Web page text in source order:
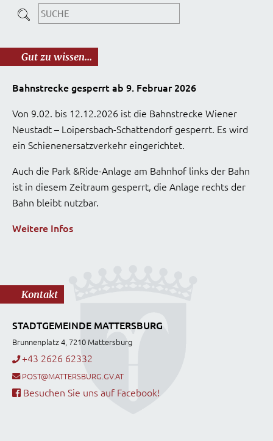
Gut zu wissen...
Bahnstrecke gesperrt ab 9. Februar 2026
Von 9.02. bis 12.12.2026 ist die Bahnstrecke Wiener
Neustadt – Loipersbach-Schattendorf gesperrt. Es wird
ein Schienenersatzverkehr eingerichtet.
Auch die Park &Ride-Anlage am Bahnhof links der Bahn
ist in diesem Zeitraum gesperrt, die Anlage rechts der
Bahn bleibt nutzbar.
Weitere Infos
Kontakt
STADTGEMEINDE MATTERSBURG
Brunnenplatz 4, 7210 Mattersburg
+43 2626 62332
POST@MATTERSBURG.GV.AT
Besuchen Sie uns auf Facebook!